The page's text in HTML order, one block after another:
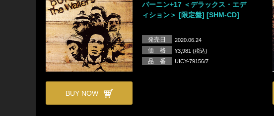
BUY NOW
バーニン+17 ＜デラックス・エデ
ィション＞ [限定盤] [SHM-CD]
発売日 2020.06.24
価 格 ¥3,981 (税込)
品 番 UICY-79156/7